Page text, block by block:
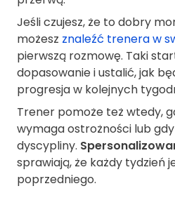
Jeśli czujesz, że to dobry
możesz znaleźć trenera w
pierwszą rozmowę. Taki
dopasowanie i ustalić, jak
progresja w kolejnych
Trener pomoże też wtedy,
wymaga ostrożności lub
dyscypliny.
sprawiają, że każdy tydzień
poprzedniego.